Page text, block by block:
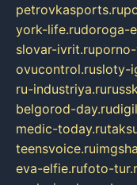
petrovkasports.ru
york-life.rudoroga-
slovar-ivrit.ru
ovucontrol.rusloty-
ru-industriya.ru
belgorod-day.ru
medic-today.ru
teensvoice.ru
eva-elfie.rufoto-